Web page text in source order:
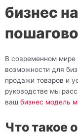
бизнес
В современном мире
возможности для
продажи товаров и
руководстве мы
ваш бизнес модель
Что такое